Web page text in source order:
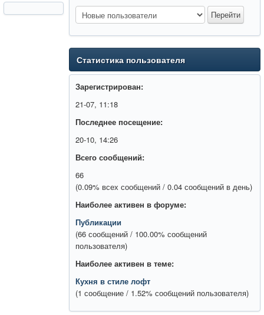
Статистика пользователя
Зарегистрирован:
21-07, 11:18
Последнее посещение:
20-10, 14:26
Всего сообщений:
66
(0.09% всех сообщений / 0.04 сообщений в день)
Наиболее активен в форуме:
Публикации
(66 сообщений / 100.00% сообщений
пользователя)
Наиболее активен в теме:
Кухня в стиле лофт
(1 сообщение / 1.52% сообщений пользователя)